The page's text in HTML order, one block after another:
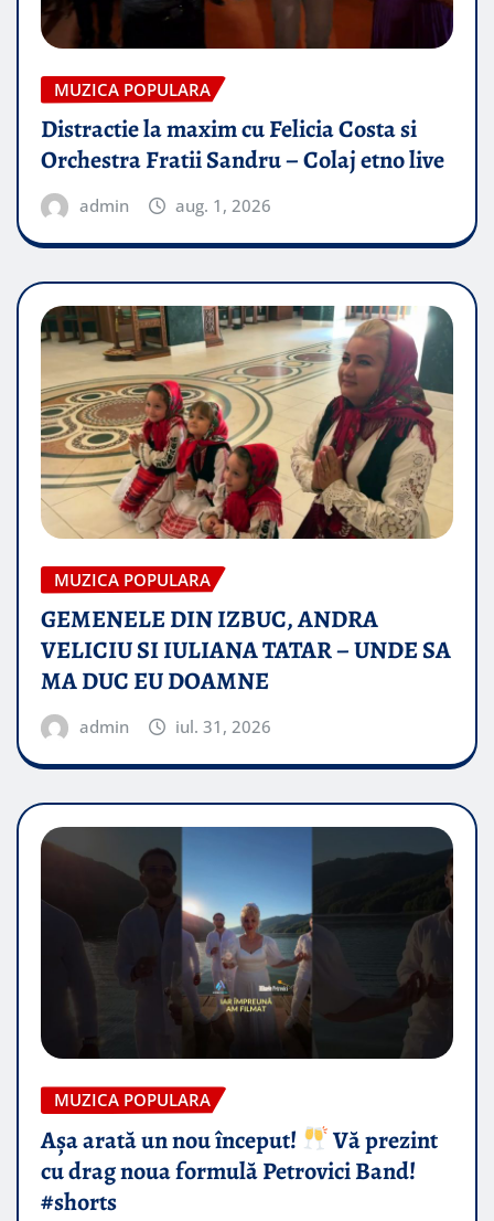
MUZICA POPULARA
Distractie la maxim cu Felicia Costa si
Orchestra Fratii Sandru – Colaj etno live
admin aug. 1, 2026
MUZICA POPULARA
GEMENELE DIN IZBUC, ANDRA
VELICIU SI IULIANA TATAR – UNDE SA
MA DUC EU DOAMNE
admin iul. 31, 2026
MUZICA POPULARA
Așa arată un nou început!
Vă prezint
cu drag noua formulă Petrovici Band!
#shorts